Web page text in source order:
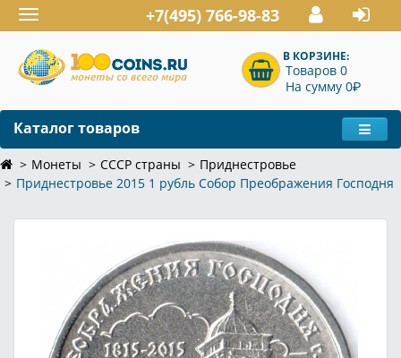
Toggle
navigation
+7(495) 766-98-83
В КОРЗИНЕ:
Товаров 0
На сумму 0P
Каталог товаров
Монеты СССР страны
Приднестровье
Приднестровье 2015 1 рубль Собор Преображения Господня